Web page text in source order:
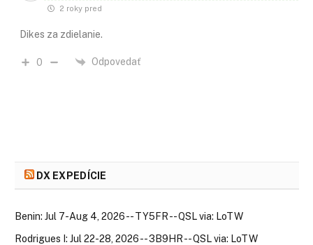
2 roky pred
Dikes za zdielanie.
0 Odpovedať
DX EXPEDÍCIE
Benin: Jul 7-Aug 4, 2026 -- TY5FR -- QSL via: LoTW
Rodrigues I: Jul 22-28, 2026 -- 3B9HR -- QSL via: LoTW